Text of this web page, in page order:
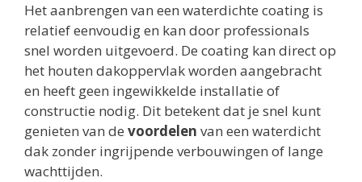
Het aanbrengen van een waterdichte coating is
relatief eenvoudig en kan door professionals
snel worden uitgevoerd. De coating kan direct op
het houten dakoppervlak worden aangebracht
en heeft geen ingewikkelde installatie of
constructie nodig. Dit betekent dat je snel kunt
genieten van de voordelen van een waterdicht
dak zonder ingrijpende verbouwingen of lange
wachttijden.